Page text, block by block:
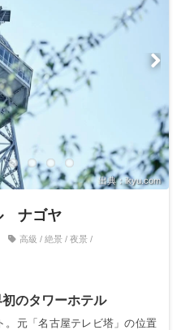
出典：ikyu.com
ナゴヤ
高級 / 絶景 / 夜景 /
のタワーホテル
。元「名古屋テレビ塔」の位置